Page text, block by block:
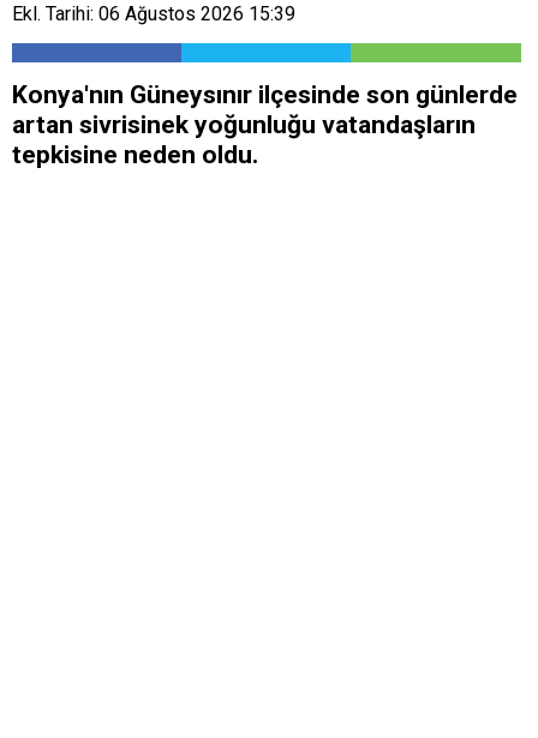
Ekl. Tarihi: 06 Ağustos 2026 15:39
Konya'nın Güneysınır ilçesinde son günlerde
artan sivrisinek yoğunluğu vatandaşların
tepkisine neden oldu.